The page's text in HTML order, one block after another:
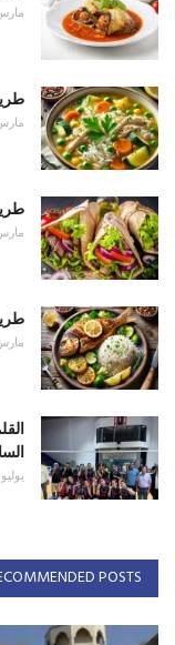
مارس 21,
مارس 20,
مارس 18,
مارس 19,
يوليو 3, 2025
POSTS